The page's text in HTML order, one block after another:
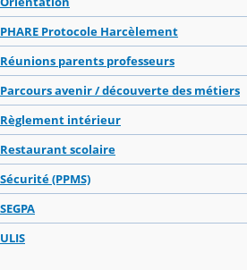
PHARE Protocole Harcèlement
Réunions parents professeurs
Parcours avenir / découverte des métiers
Règlement intérieur
Restaurant scolaire
Sécurité (PPMS)
SEGPA
ULIS